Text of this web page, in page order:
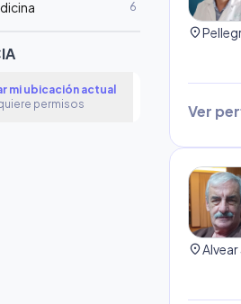
6
mi ubicación actual
permisos
location_on
Ver
location_on